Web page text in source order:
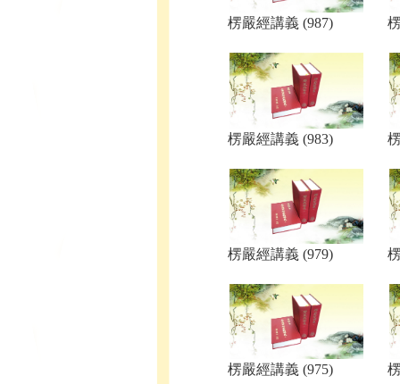
楞嚴經講義 (987)
楞嚴經講義 (983)
楞嚴經講義 (979)
楞嚴經講義 (975)